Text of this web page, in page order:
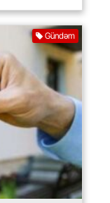
Gündəm